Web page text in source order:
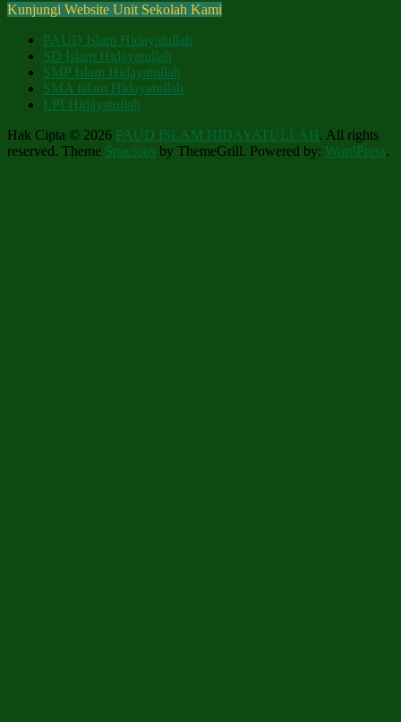
Kunjungi Website Unit Sekolah Kami
PAUD Islam Hidayatullah
SD Islam Hidayatullah
SMP Islam Hidayatullah
SMA Islam Hidayatullah
LPI Hidayatullah
Hak Cipta © 2026 PAUD ISLAM HIDAYATULLAH. All rights
reserved. Theme Spacious by ThemeGrill. Powered by: WordPress.